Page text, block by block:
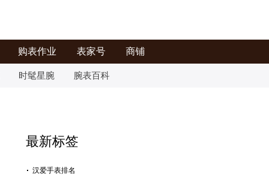
购表作业 表家号 商铺
时髦星腕 腕表百科
最新标签
汉爱手表排名